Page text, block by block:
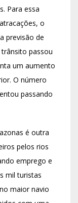
Para essa
o
previsão de
passou
um aumento
O número
passando
é outra
pelos rios
emprego e
mil turistas
maior navio